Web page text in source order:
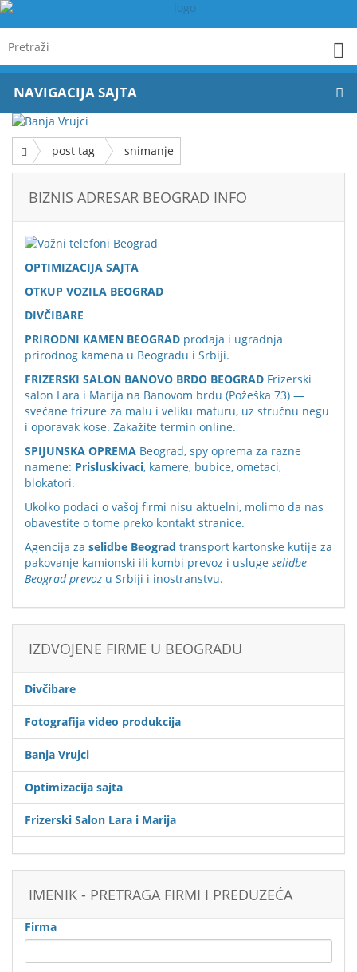
NAVIGACIJA SAJTA
post tag snimanje
BIZNIS ADRESAR BEOGRAD INFO
OPTIMIZACIJA SAJTA
OTKUP VOZILA BEOGRAD
DIVČIBARE
PRIRODNI KAMEN BEOGRAD prodaja i ugradnja
prirodnog kamena u Beogradu i Srbiji.
FRIZERSKI SALON BANOVO BRDO BEOGRAD Frizerski
salon Lara i Marija na Banovom brdu (Požeška 73) —
svečane frizure za malu i veliku maturu, uz stručnu negu
i oporavak kose. Zakažite termin online.
SPIJUNSKA OPREMA Beograd, spy oprema za razne
namene: Prisluskivaci, kamere, bubice, ometaci,
blokatori.
Ukolko podaci o vašoj firmi nisu aktuelni, molimo da nas
obavestite o tome preko kontakt stranice.
Agencija za selidbe Beograd transport kartonske kutije za
pakovanje kamionski ili kombi prevoz i usluge selidbe
Beograd prevoz u Srbiji i inostranstvu.
IZDVOJENE FIRME U BEOGRADU
Divčibare
Fotografija video produkcija
Banja Vrujci
Optimizacija sajta
Frizerski Salon Lara i Marija
IMENIK - PRETRAGA FIRMI I PREDUZEĆA
Firma